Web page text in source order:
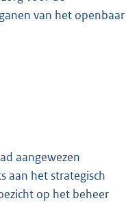
van het openbaar
aangewezen
aan het strategisch
op het beheer